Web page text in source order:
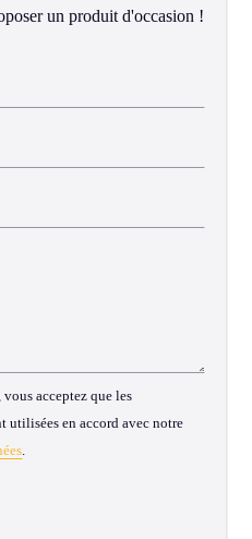
un produit d'occasion !
acceptez que les
en accord avec notre
.